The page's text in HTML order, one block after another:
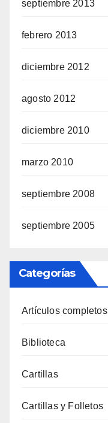
septiembre 2013
febrero 2013
diciembre 2012
agosto 2012
diciembre 2010
marzo 2010
septiembre 2008
septiembre 2005
Categorías
Artículos completos
Biblioteca
Cartillas
Cartillas y Folletos